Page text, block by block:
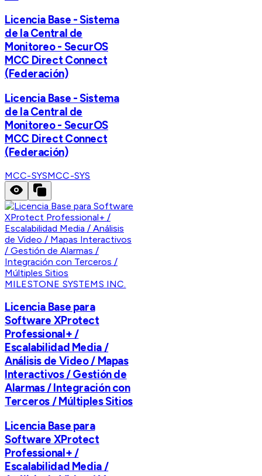
Licencia Base - Sistema
de la Central de
Monitoreo - SecurOS
MCC Direct Connect
(Federación)
Licencia Base - Sistema
de la Central de
Monitoreo - SecurOS
MCC Direct Connect
(Federación)
MCC-SYSMCC-SYS
MILESTONE SYSTEMS INC.
Licencia Base para
Software XProtect
Professional+ /
Escalabilidad Media /
Análisis de Video / Mapas
Interactivos / Gestión de
Alarmas / Integración con
Terceros / Múltiples Sitios
Licencia Base para
Software XProtect
Professional+ /
Escalabilidad Media /